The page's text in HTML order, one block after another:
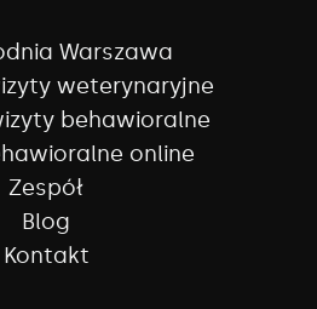
Warszawa
weterynaryjne
behawioralne
online
Zespół
Blog
Kontakt